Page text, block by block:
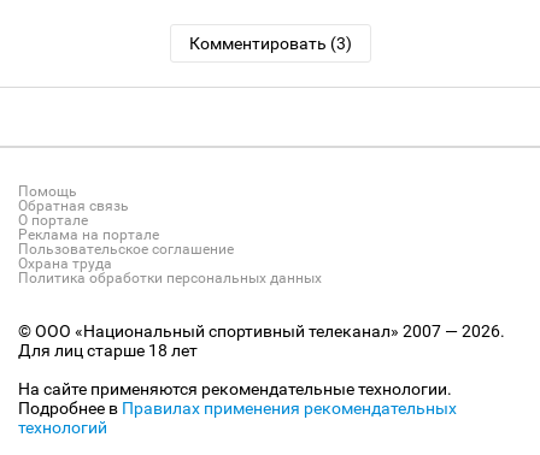
Комментировать (3)
Помощь
Обратная связь
О портале
Реклама на портале
Пользовательское соглашение
Охрана труда
Политика обработки персональных данных
© ООО «Национальный спортивный телеканал» 2007 — 2026.
Для лиц старше 18 лет
На сайте применяются рекомендательные технологии.
Подробнее в Правилах применения рекомендательных
технологий